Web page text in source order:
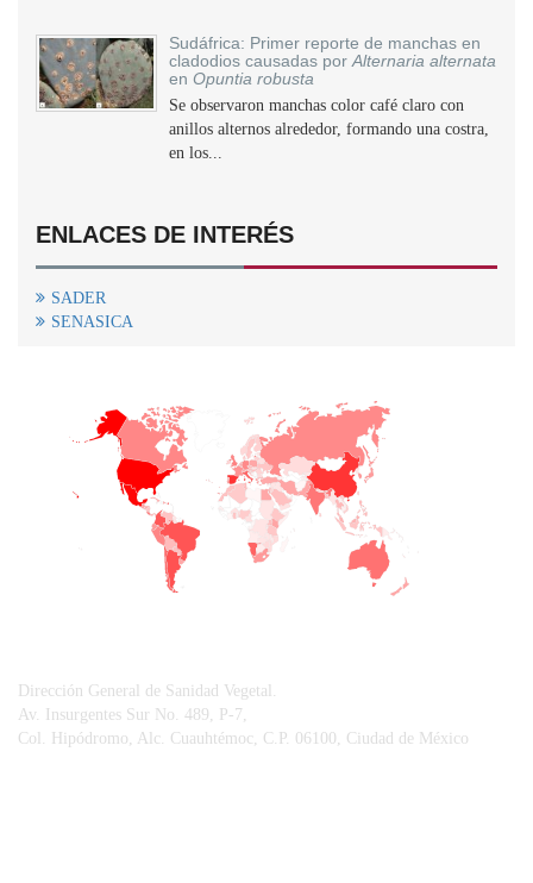
Sudáfrica: Primer reporte de manchas en
cladodios causadas por Alternaria alternata
en Opuntia robusta
Se observaron manchas color café claro con
anillos alternos alrededor, formando una costra,
en los...
ENLACES DE INTERÉS
SADER
SENASICA
Dirección General de Sanidad Vegetal.
Av. Insurgentes Sur No. 489, P-7,
Col. Hipódromo, Alc. Cuauhtémoc, C.P. 06100, Ciudad de México